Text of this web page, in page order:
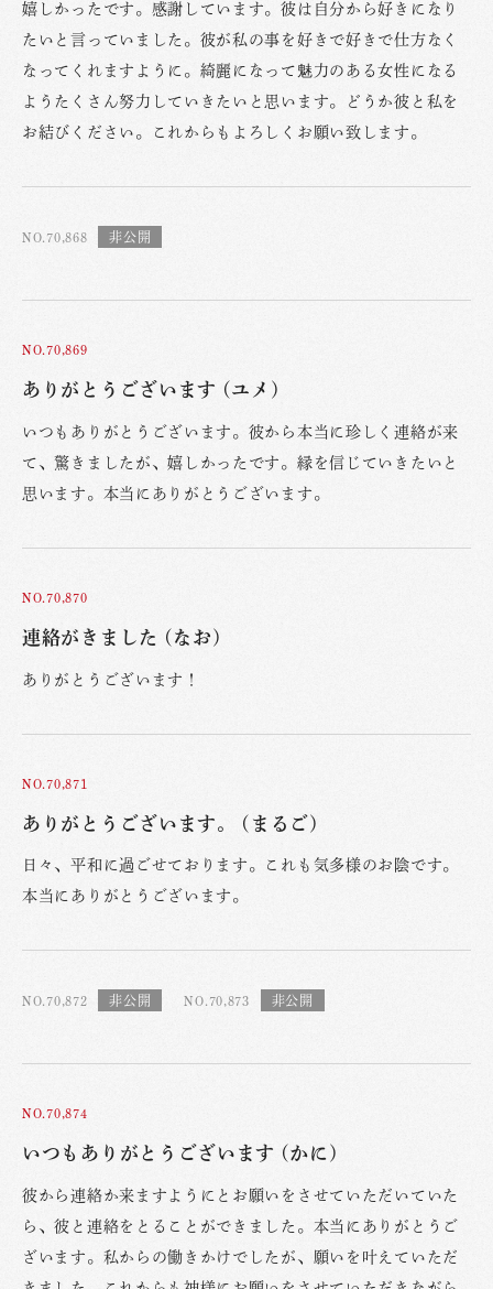
嬉しかったです。感謝しています。彼は自分から好きになり
たいと言っていました。彼が私の事を好きで好きで仕方なく
なってくれますように。綺麗になって魅力のある女性になる
ようたくさん努力していきたいと思います。どうか彼と私を
お結びください。これからもよろしくお願い致します。
NO.70,868
NO.70,869
ありがとうございます (ユメ)
いつもありがとうございます。彼から本当に珍しく連絡が来
て、驚きましたが、嬉しかったです。縁を信じていきたいと
思います。本当にありがとうございます。
NO.70,870
連絡がきました (なお)
ありがとうございます！
NO.70,871
ありがとうございます。 (まるご)
日々、平和に過ごせております。これも気多様のお陰です。
本当にありがとうございます。
NO.70,872 NO.70,873
NO.70,874
いつもありがとうございます (かに)
彼から連絡か来ますようにとお願いをさせていただいていた
ら、彼と連絡をとることができました。本当にありがとうご
ざいます。私からの働きかけでしたが、願いを叶えていただ